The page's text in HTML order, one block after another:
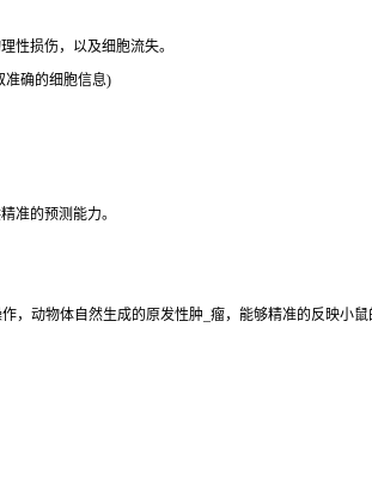
性损伤，以及细胞流失。
准确的细胞信息)
准的预测能力。
动物体自然生成的原发性肿_瘤，能够精准的反映小